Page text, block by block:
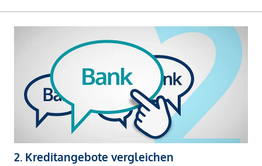
2. Kreditangebote vergleichen